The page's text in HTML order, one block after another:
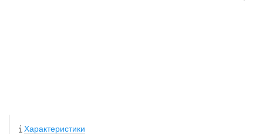
Характеристики